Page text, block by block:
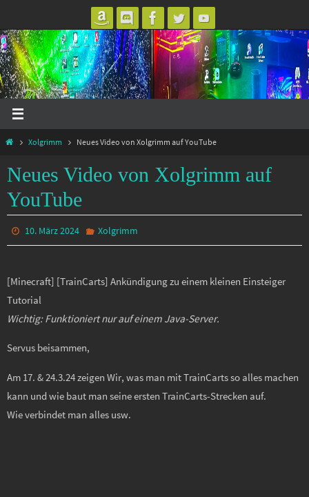
Inhalt
springen
StartXolgrimm Neues Video von Xolgrimm auf YouTube
Neues Video von Xolgrimm auf
YouTube
10. März 2024 Xolgrimm
[Minecraft] [TrainCarts] Ankündigung zu einem kleinen Einsteiger
Tutorial
Wichtig: Funktioniert nur auf einem Java-Server.
Servus beisammen,
Am 17. & 24.3.24 zeigen Wir, was man mit TrainCarts so alles machen
kann und wie baut man seine ersten TrainCarts-Strecken auf.
Wie verbindet man alles usw.